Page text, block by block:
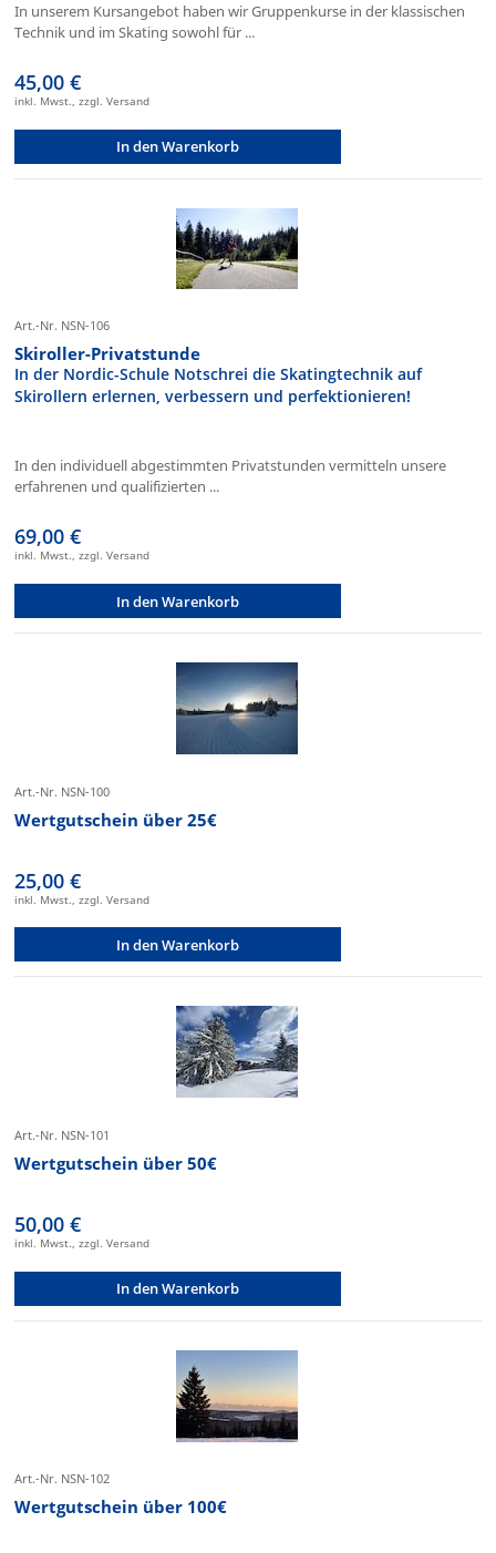
In unserem Kursangebot haben wir Gruppenkurse in der klassischen
Technik und im Skating sowohl für ...
45,00 €
inkl. Mwst., zzgl. Versand
In den Warenkorb
Art.-Nr. NSN-106
Skiroller-Privatstunde
In der Nordic-Schule Notschrei die Skatingtechnik auf
Skirollern erlernen, verbessern und perfektionieren!
In den individuell abgestimmten Privatstunden vermitteln unsere
erfahrenen und qualifizierten ...
69,00 €
inkl. Mwst., zzgl. Versand
In den Warenkorb
Art.-Nr. NSN-100
Wertgutschein über 25€
25,00 €
inkl. Mwst., zzgl. Versand
In den Warenkorb
Art.-Nr. NSN-101
Wertgutschein über 50€
50,00 €
inkl. Mwst., zzgl. Versand
In den Warenkorb
Art.-Nr. NSN-102
Wertgutschein über 100€